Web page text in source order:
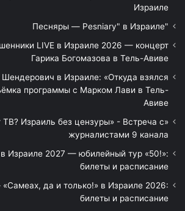
Израиле
"Песняры — Pesniary" в Израиле
LIVE в Израиле 2026 — концерт
Гарика Богомазова в Тель-Авиве
Шендерович в Израиле: «Откуда взялся
программы с Марком Лави в Тель-
Авиве
ТВ? Израиль без цензуры» - Встреча с
журналистами 9 канала
Израиле 2027 — юбилейный тур «50!»:
билеты и расписание
да и только!» в Израиле 2026:
билеты и расписание